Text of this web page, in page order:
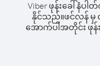
Viber ဖုန်းခေါ်နံပ
နိုင်သည်။ဖင်လန် မှ
အောက်ပါအတိုင်း ဖုန်း